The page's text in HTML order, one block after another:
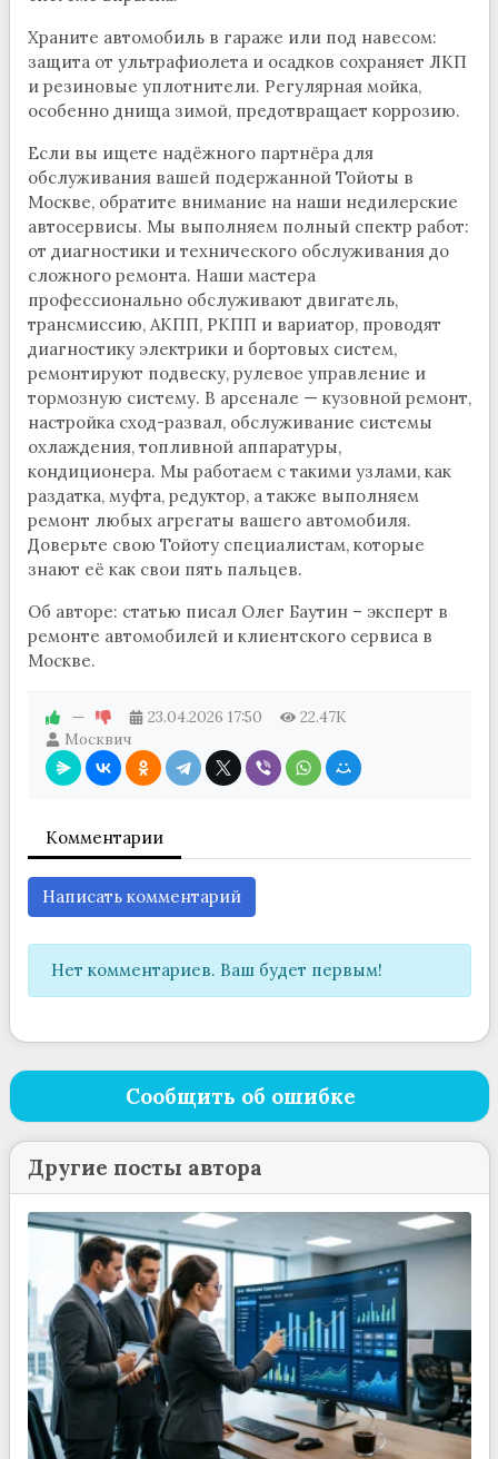
Храните автомобиль в гараже или под навесом:
защита от ультрафиолета и осадков сохраняет ЛКП
и резиновые уплотнители. Регулярная мойка,
особенно днища зимой, предотвращает коррозию.
Если вы ищете надёжного партнёра для
обслуживания вашей подержанной Тойоты в
Москве, обратите внимание на наши недилерские
автосервисы. Мы выполняем полный спектр работ:
от диагностики и технического обслуживания до
сложного ремонта. Наши мастера
профессионально обслуживают двигатель,
трансмиссию, АКПП, РКПП и вариатор, проводят
диагностику электрики и бортовых систем,
ремонтируют подвеску, рулевое управление и
тормозную систему. В арсенале — кузовной ремонт,
настройка сход-развал, обслуживание системы
охлаждения, топливной аппаратуры,
кондиционера. Мы работаем с такими узлами, как
раздатка, муфта, редуктор, а также выполняем
ремонт любых агрегаты вашего автомобиля.
Доверьте свою Тойоту специалистам, которые
знают её как свои пять пальцев.
Об авторе: статью писал Олег Баутин – эксперт в
ремонте автомобилей и клиентского сервиса в
Москве.
— 23.04.2026 17:50
22.47K
Москвич
Комментарии
Написать комментарий
Нет комментариев. Ваш будет первым!
Сообщить об ошибке
Другие посты автора